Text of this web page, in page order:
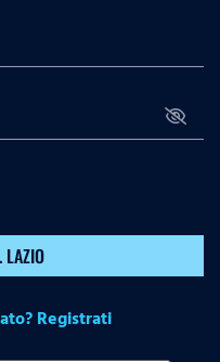
LAZIO
Registrati